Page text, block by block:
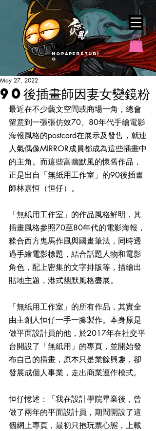
nopaperstudi
o
90後插畫師因妻女變鏡粉
May 27, 2022
最近在不少藝文空間或商場一角，總會
留意到一張張仿效70、80年代手繪電影
海報風格的postcard在展示及發售，就連
人氣偶像MIRROR成員都成為這些插畫中
的主角。而這些富幽默風的懷舊作品，
正是出自「無紙用工作室」的90後插畫
師林嘉恒（恒仔）。
「無紙用工作室」的作品風格鮮明，其
插畫風格參照70至80年代的電影海報，
糅合西方鬼馬作風與國畫筆法，同時透
過手繪電影標題，結合話題人物和電影
角色，配上密集的文字排版等，描繪出
貼地主題，港式幽默風格盡展。
「無紙用工作室」的所有作品，其實全
由主創人恒仔一手一腳製作。本身原是
做平面設計員的他，於2017年在社交平
台開設了「無紙用」的專頁，並開始發
布自己的插畫，原本只是業餘興趣，卻
發展成個人事業，走出商業運作模式。
恒仔憶述：「我在設計學院畢業後，曾
做了兩年的平面設計員，期間開設了這
個網上專頁，最初只抱玩票心態，上載